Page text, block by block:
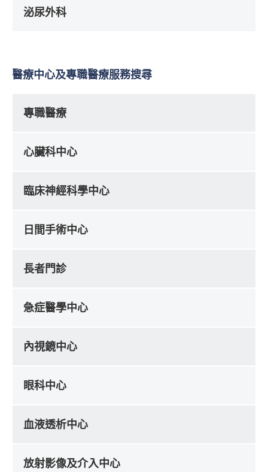
泌尿外科
醫療中心及專職醫療服務搜尋
專職醫療
心臟科中心
臨床神經科學中心
日間手術中心
長者門診
急症醫學中心
內視鏡中心
眼科中心
血液透析中心
放射影像及介入中心